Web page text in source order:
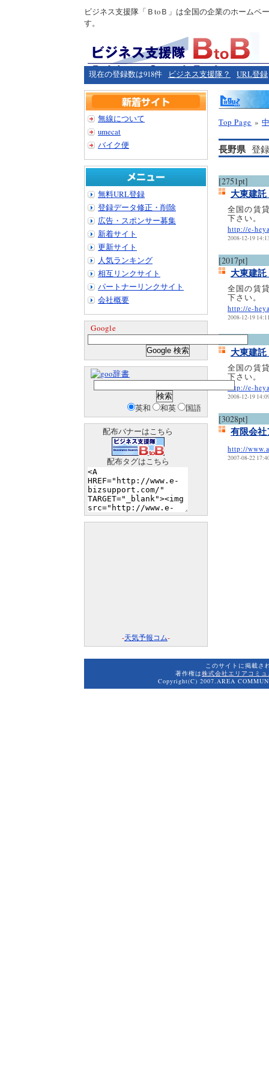
ビジネス支援隊「ＢtoＢ」は全国の企業のホームペ
す。
現在の登録数は918件 ビジネス支援隊？ URL登録
Top Page »
長野県登録
[2751pt]
大東建
全国の賃
下さい。
http://e-
2008-12-19
[2017pt]
大東建
全国の賃
下さい。
http://e-
2008-12-19
大東建
全国の賃
下さい。
http://e-
2008-12-19
[3028pt]
有限会
http://
2007-08-22
無線について
umecat
バイク便
無料URL登録
登録データ修正・削除
広告・スポンサー募集
新着サイト
更新サイト
人気ランキング
相互リンクサイト
パートナーリンクサイト
会社概要
Google
辞書
英和 和英 国語
配布バナーはこちら
配布タグはこちら
-天気予報コム-
このサイトに掲載さ
著作権は株式会社エリアコミ
Copyright(C) 2007.AREA